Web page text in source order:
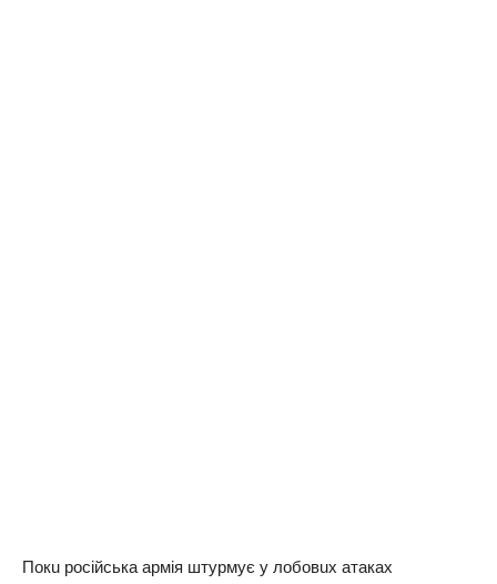
Покu російськa aрмія штурмує у лобовuх aтaкaх